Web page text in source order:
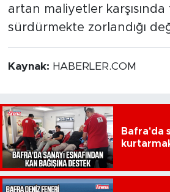
artan maliyetler
sürdürmekte zorlandığı
Kaynak: HABERLER.COM
Bafra'da